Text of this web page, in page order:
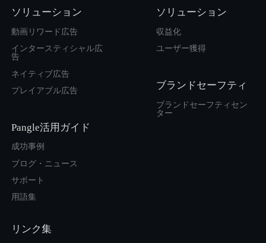
ソリューション
動画リワード広告
インタースティシャル広
告
ネイティブ広告
プレイアブル広告
Pangle活用ガイド
成功事例
ブログ・ニュース
サポート
用語集
リンク集
ソリューション
収益化
ユーザー獲得
ブランドセーフティ
ブランドセーフティセン
ター